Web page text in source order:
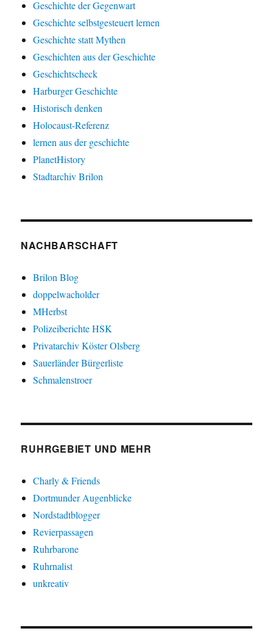
Geschichte der Gegenwart
Geschichte selbstgesteuert lernen
Geschichte statt Mythen
Geschichten aus der Geschichte
Geschichtscheck
Harburger Geschichte
Historisch denken
Holocaust-Referenz
lernen aus der geschichte
PlanetHistory
Stadtarchiv Brilon
NACHBARSCHAFT
Brilon Blog
doppelwacholder
MHerbst
Polizeiberichte HSK
Privatarchiv Köster Olsberg
Sauerländer Bürgerliste
Schmalenstroer
RUHRGEBIET UND MEHR
Charly & Friends
Dortmunder Augenblicke
Nordstadtblogger
Revierpassagen
Ruhrbarone
Ruhrnalist
unkreativ